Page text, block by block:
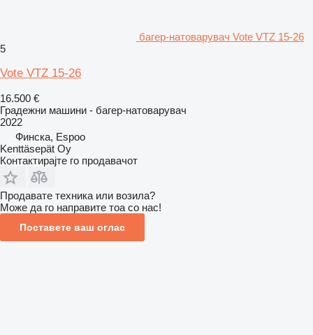
багер-натоварувач Vote VTZ 15-26
5
Vote VTZ 15-26
16.500 €
Градежни машини - багер-натоварувач
2022
Финска, Espoo
Kenttäsepät Oy
Контактирајте го продавачот
Продавате техника или возила?
Може да го направите тоа со нас!
Поставете ваш оглас